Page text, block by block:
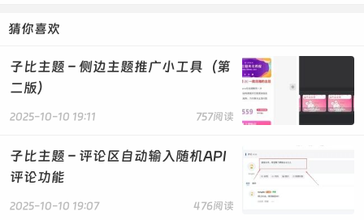
box-shadow: 0 5px 15px rgba(0, 0, 0, 0.3);
display: flex;
}
.minimized .meting-player-main {
height: 50px;
width: 50px;
猜你喜欢
子比主题 – 侧边主题推广小工具（第
二版）
757阅读
2025-10-10 19:11
子比主题 – 评论区自动输入随机API
评论功能
476阅读
2025-10-10 19:07